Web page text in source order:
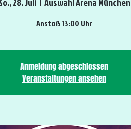
28. Juli
  |
Auswahl Arena München
Anstoß 13:00 Uhr
Anmeldung abgeschlossen
Veranstaltungen ansehen